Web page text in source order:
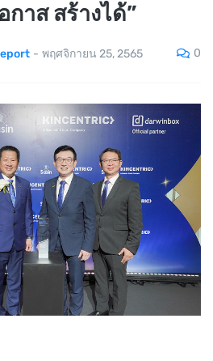
าส สร้างได้”
- พฤศจิกายน 25, 2565 0